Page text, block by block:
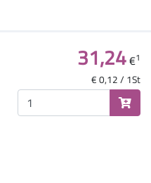
31,24€1
€ 0,12 / 1St